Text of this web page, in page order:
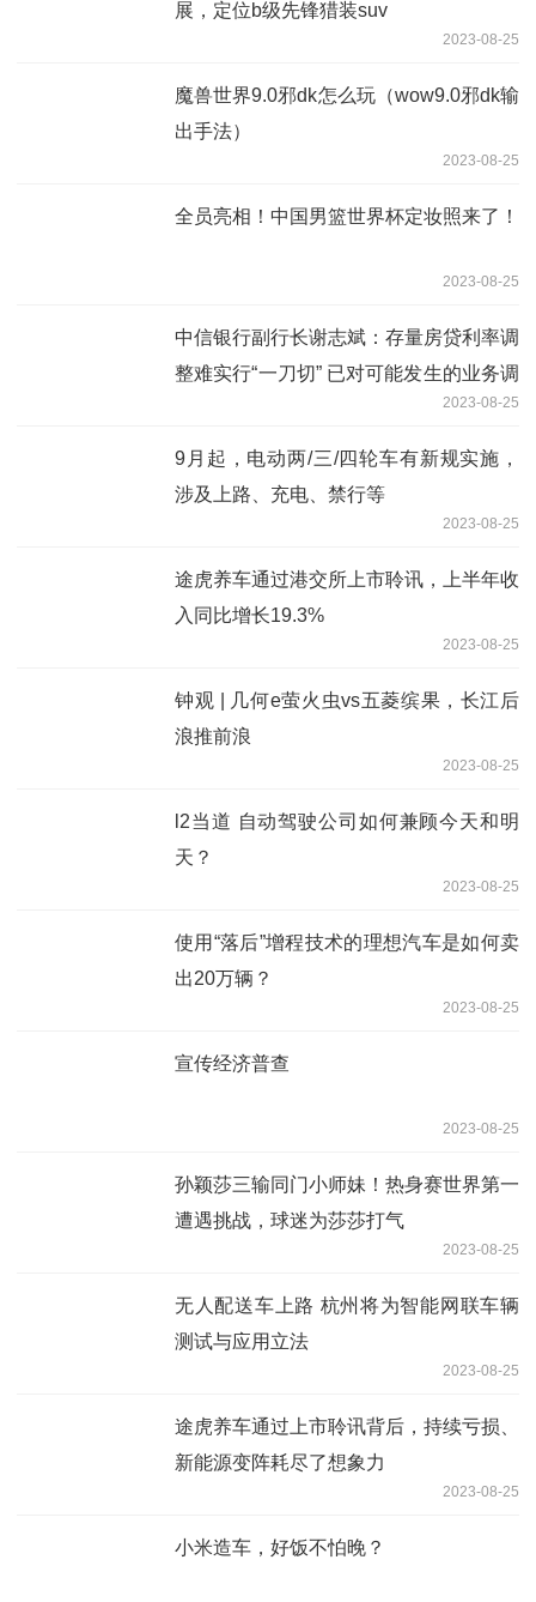
展，定位b级先锋猎装suv
2023-08-25
魔兽世界9.0邪dk怎么玩（wow9.0邪dk输
出手法）
2023-08-25
全员亮相！中国男篮世界杯定妆照来了！
2023-08-25
中信银行副行长谢志斌：存量房贷利率调
整难实行“一刀切” 已对可能发生的业务调
2023-08-25
9月起，电动两/三/四轮车有新规实施，
涉及上路、充电、禁行等
2023-08-25
途虎养车通过港交所上市聆讯，上半年收
入同比增长19.3%
2023-08-25
钟观 | 几何e萤火虫vs五菱缤果，长江后
浪推前浪
2023-08-25
l2当道 自动驾驶公司如何兼顾今天和明
天？
2023-08-25
使用“落后”增程技术的理想汽车是如何卖
出20万辆？
2023-08-25
宣传经济普查
2023-08-25
孙颖莎三输同门小师妹！热身赛世界第一
遭遇挑战，球迷为莎莎打气
2023-08-25
无人配送车上路 杭州将为智能网联车辆
测试与应用立法
2023-08-25
途虎养车通过上市聆讯背后，持续亏损、
新能源变阵耗尽了想象力
2023-08-25
小米造车，好饭不怕晚？